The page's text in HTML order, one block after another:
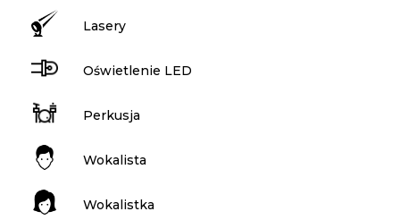
Lasery
Oświetlenie LED
Perkusja
Wokalista
Wokalistka